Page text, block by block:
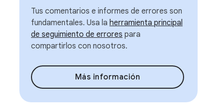
Tus comentarios e informes de errores son
fundamentales. Usa la herramienta principal
de seguimiento de errores para
compartirlos con nosotros.
Más información